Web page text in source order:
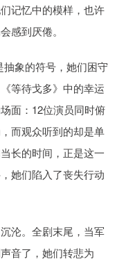
记忆中的模样，也许
感到厌倦。
抽象的符号，她们困守
等待戈多》中的幸运
面：12位演员同时俯
而观众听到的却是单
长的时间，正是这一
她们陷入了丧失行动
沦。全剧末尾，当军
音了，她们转悲为